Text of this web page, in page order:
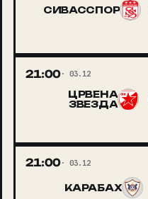
СИВАССПОР
21:00 03.12
ЦРВЕНА
ЗВЕЗДА
21:00 03.12
КАРАБАХ